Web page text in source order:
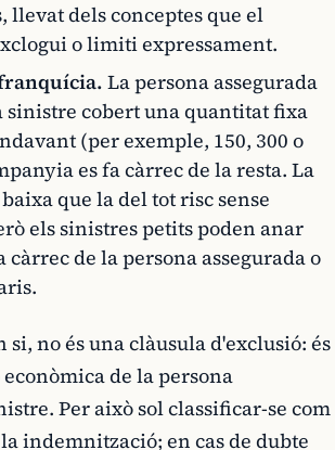
llevat dels conceptes que el
o limiti expressament.
La persona assegurada
sinistre cobert una quantitat fixa
(per exemple, 150, 300 o
es fa càrrec de la resta. La
que la del tot risc sense
els sinistres petits poden anar
de la persona assegurada o
no és una clàusula d'exclusió: és
de la persona
Per això sol classificar-se com
indemnització; en cas de dubte